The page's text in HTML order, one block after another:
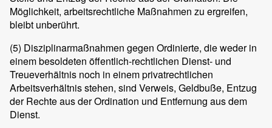
Möglichkeit, arbeitsrechtliche Maßnahmen zu ergreifen,
bleibt unberührt.
(5) Disziplinarmaßnahmen gegen Ordinierte, die weder in
einem besoldeten öffentlich-rechtlichen Dienst- und
Treueverhältnis noch in einem privatrechtlichen
Arbeitsverhältnis stehen, sind Verweis, Geldbuße, Entzug
der Rechte aus der Ordination und Entfernung aus dem
Dienst.